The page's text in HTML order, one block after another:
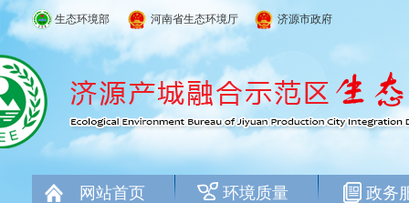
生态环境部 河南省生态环境厅 济源市政府
网站首页 环境质量 政务